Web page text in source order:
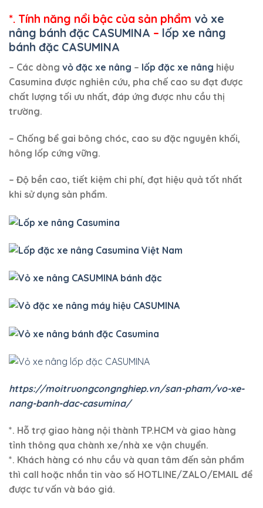
*. Tính năng nổi bậc của sản phẩm vỏ xe
nâng bánh đặc CASUMINA – lốp xe nâng
bánh đặc CASUMINA
– Các dòng vỏ đặc xe nâng – lốp đặc xe nâng hiệu
Casumina được nghiên cứu, pha chế cao su đạt được
chất lượng tối ưu nhất, đáp ứng được nhu cầu thị
trường.
– Chống bể gai bông chóc, cao su đặc nguyên khối,
hông lốp cứng vững.
– Độ bền cao, tiết kiệm chi phí, đạt hiệu quả tốt nhất
khi sử dụng sản phẩm.
https://moitruongcongnghiep.vn/san-pham/vo-xe-
nang-banh-dac-casumina/
*. Hỗ trợ giao hàng nội thành TP.HCM và giao hàng
tỉnh thông qua chành xe/nhà xe vận chuyển.
*. Khách hàng có nhu cầu và quan tâm đến sản phẩm
thì call hoặc nhắn tin vào số HOTLINE/ZALO/EMAIL để
được tư vấn và báo giá.